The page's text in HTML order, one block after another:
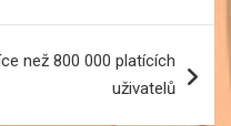
než 800 000 platících
uživatelů